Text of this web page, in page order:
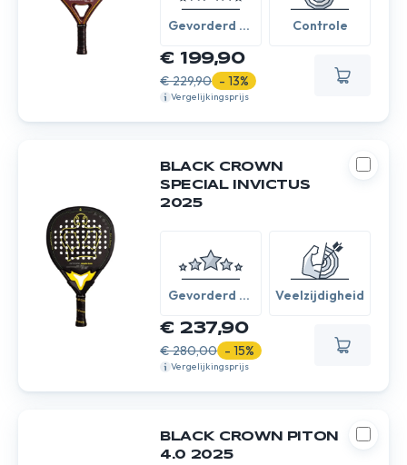
Gevorderd /
Controle
€ 199,90
€ 229,90 - 13%
Vergelijkingsprijs
BLACK CROWN
SPECIAL INVICTUS
2025
Gevorderd /
Veelzijdigheid
€ 237,90
€ 280,00 - 15%
Vergelijkingsprijs
BLACK CROWN PITON
4.0 2025